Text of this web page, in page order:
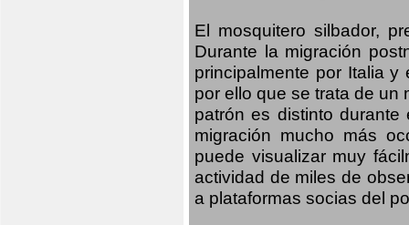
El mosquitero silbador,
Durante la migración
principalmente por Italia
por ello que se trata de un
patrón es distinto
migración mucho más
puede visualizar muy
actividad de miles de
a plataformas socias del